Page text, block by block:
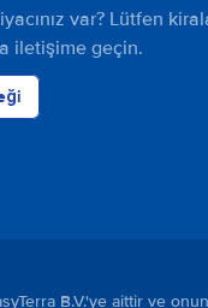
var? Lütfen
iletişime geçin.
B.V.'ye aittir ve